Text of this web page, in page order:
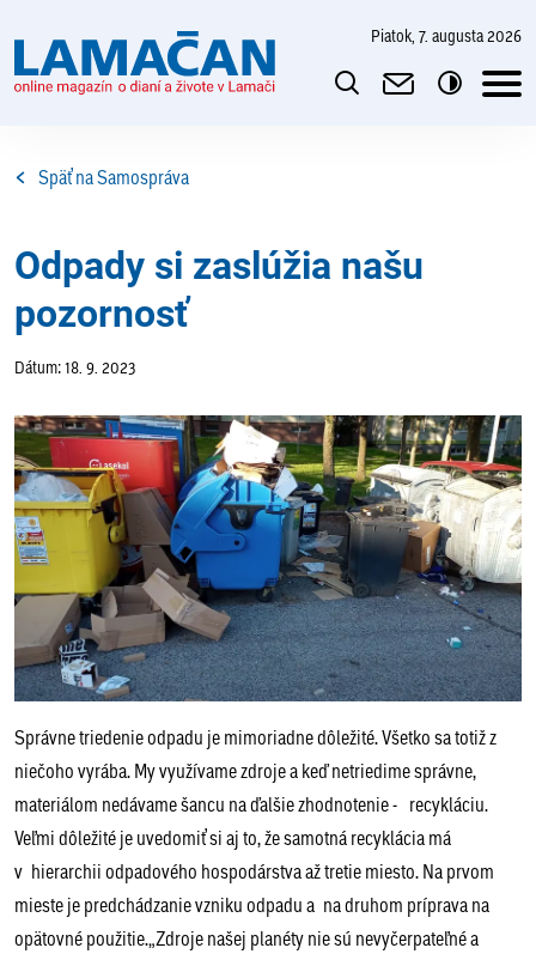
piatok, 7. augusta 2026
Späť na Samospráva
Odpady si zaslúžia našu
pozornosť
Dátum: 18. 9. 2023
Správne triedenie odpadu je mimoriadne dôležité. Všetko sa totiž z
niečoho vyrába. My využívame zdroje a keď netriedime správne,
materiálom nedávame šancu na ďalšie zhodnotenie - recykláciu.
Veľmi dôležité je uvedomiť si aj to, že samotná recyklácia má
v hierarchii odpadového hospodárstva až tretie miesto. Na prvom
mieste je predchádzanie vzniku odpadu a na druhom príprava na
opätovné použitie.„Zdroje našej planéty nie sú nevyčerpateľné a